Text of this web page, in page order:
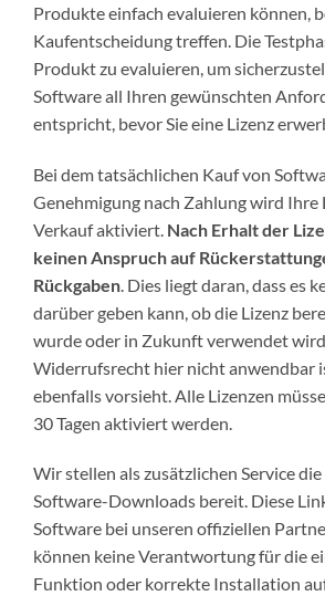
Produkte einfach evaluieren können,
Kaufentscheidung treffen. Die
Produkt zu evaluieren, um
Software all Ihren gewünschten
entspricht, bevor Sie eine Lizenz
Bei dem tatsächlichen Kauf von
Genehmigung nach Zahlung wird Ihre
Verkauf aktiviert. Nach Erhalt der
keinen Anspruch auf
Rückgaben Dies liegt daran, dass es
darüber geben kann, ob die Lizenz
wurde oder in Zukunft verwendet
Widerrufsrecht hier nicht anwendbar
ebenfalls vorsieht. Alle Lizenzen
30 Tagen aktiviert werden.
Wir stellen als zusätzlichen Service die
Software-Downloads bereit. Diese
Software bei unseren offiziellen
können keine Verantwortung für die
Funktion oder korrekte Installation